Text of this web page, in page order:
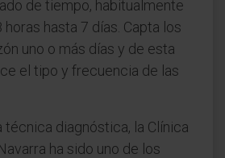
de tiempo, habitualmente
hasta 7 días. Capta los
uno o más días y de esta
el tipo y frecuencia de las
técnica diagnóstica, la Clínica
ha sido uno de los